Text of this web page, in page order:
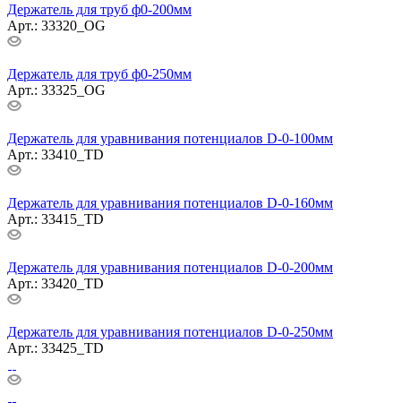
Держатель для труб ф0-200мм
Арт.: 33320_ОG
Держатель для труб ф0-250мм
Арт.: 33325_ОG
Держатель для уравнивания потенциалов D-0-100мм
Арт.: 33410_TD
Держатель для уравнивания потенциалов D-0-160мм
Арт.: 33415_TD
Держатель для уравнивания потенциалов D-0-200мм
Арт.: 33420_TD
Держатель для уравнивания потенциалов D-0-250мм
Арт.: 33425_TD